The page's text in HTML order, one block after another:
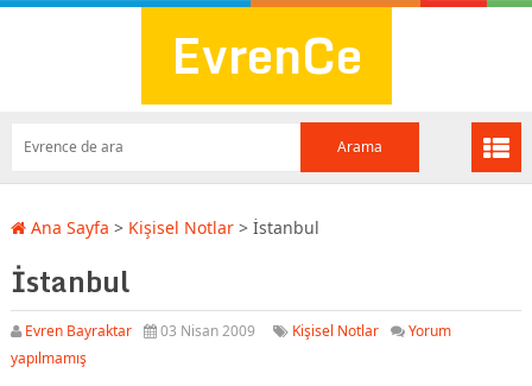
EvrenCe
Ana Sayfa > Kişisel Notlar> İstanbul
İstanbul
Evren Bayraktar 03 Nisan 2009 Kişisel Notlar
Yorum
yapılmamış